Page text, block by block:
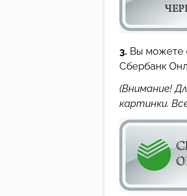
3. Вы можете
Сбербанк
(Внимание!
картинки.